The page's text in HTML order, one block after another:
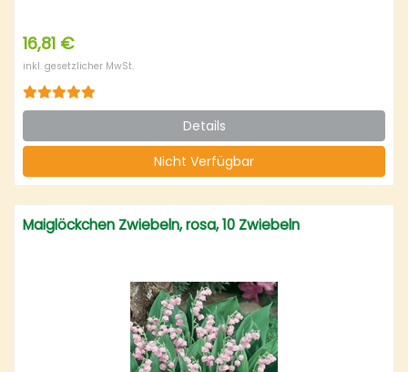
16,81 €
inkl. gesetzlicher MwSt.
Details
Nicht Verfügbar
Maiglöckchen Zwiebeln, rosa, 10 Zwiebeln